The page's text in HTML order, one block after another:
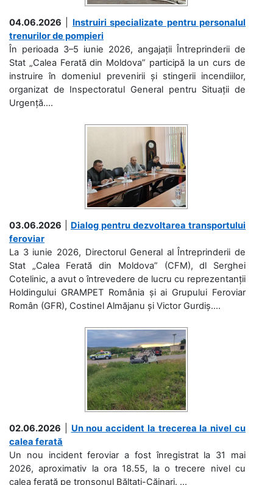
04.06.2026
Instruiri specializate pentru personalul
trenurilor de pompieri
În perioada 3–5 iunie 2026, angajații Întreprinderii de
Stat „Calea Ferată din Moldova” participă la un curs de
instruire în domeniul prevenirii și stingerii incendiilor,
organizat de Inspectoratul General pentru Situații de
Urgență....
03.06.2026
Dialog pentru dezvoltarea transportului
feroviar
La 3 iunie 2026, Directorul General al Întreprinderii de
Stat „Calea Ferată din Moldova” (CFM), dl Serghei
Cotelinic, a avut o întrevedere de lucru cu reprezentanții
Holdingului GRAMPET România și ai Grupului Feroviar
Român (GFR), Costinel Almăjanu și Victor Gurdiș....
02.06.2026
Un nou accident la trecerea la nivel cu
calea ferată
Un nou incident feroviar a fost înregistrat la 31 mai
2026, aproximativ la ora 18.55, la o trecere nivel cu
calea ferată pe tronsonul Bălțați-Căinari. ...